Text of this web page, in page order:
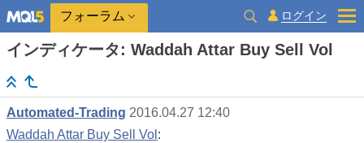
フォーラム ログイン
インディケータ: Waddah Attar Buy Sell Vol
Automated-Trading 2016.04.27 12:40
Waddah Attar Buy Sell Vol :